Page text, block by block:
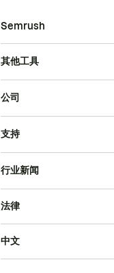
Semrush
其他工具
公司
支持
行业新闻
法律
中文